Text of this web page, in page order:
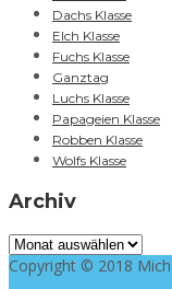
Dachs Klasse
Elch Klasse
Fuchs Klasse
Ganztag
Luchs Klasse
Papageien Klasse
Robben Klasse
Wolfs Klasse
Archiv
Archiv
Copyright © 2018